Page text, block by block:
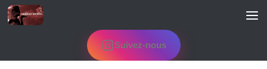
Skip to content
Suivez-nous